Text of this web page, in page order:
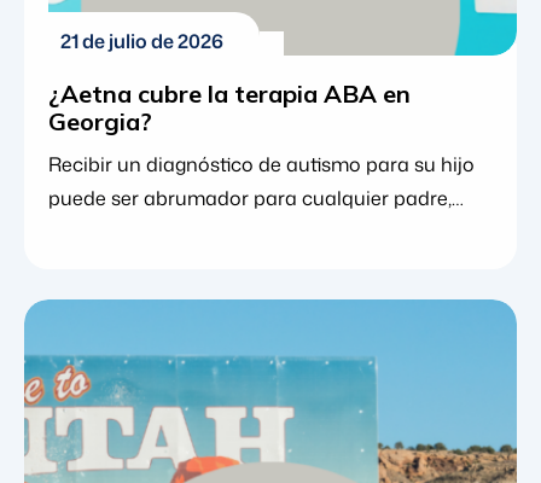
21 de julio de 2026
¿Aetna cubre la terapia ABA en
Georgia?
Recibir un diagnóstico de autismo para su hijo
puede ser abrumador para cualquier padre,
muchas familias, el análisis conductual
proporcionando un enfoque basado en
evidencia que ayuda a los niños a desarrollar
habilidades vitales de comunicación, sociales y
de la vida diaria. Sin embargo, debido a […]